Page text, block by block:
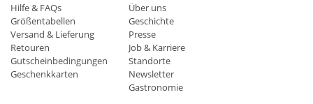
Hilfe & FAQs
Größentabellen
Versand & Lieferung
Retouren
Gutscheinbedingungen
Geschenkkarten
Über uns
Geschichte
Presse
Job & Karriere
Standorte
Newsletter
Gastronomie